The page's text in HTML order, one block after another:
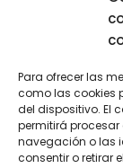
Para ofrecer las
como las cookies
del dispositivo. El
permitirá
navegación o las
consentir o retirar
06/08/2026